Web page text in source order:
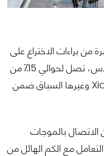
براءات الاختراع على
مُستوى العالم المُتعلقة بتقنيات الجيل السادس، تصل لحوالي 15⁒ من
الإجمالي وحدها، وتتبع شركات ZTE و Xiaomi وغيرها السباق ضمن
الاتصال بالموجات
مع الكم الهائل من